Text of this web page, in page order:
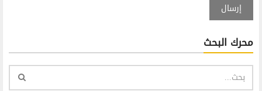
إرسال
محرك البحث